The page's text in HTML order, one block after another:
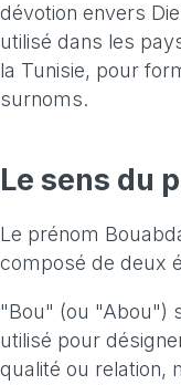
dévotion envers
utilisé dans les
la Tunisie, pour
surnoms.
Le sens du
Le prénom
composé de deux
"Bou" (ou "Abou")
utilisé pour
qualité ou relation,